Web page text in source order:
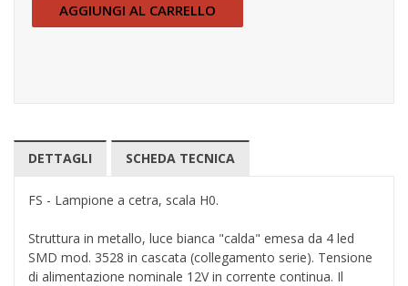
AGGIUNGI AL CARRELLO
DETTAGLI SCHEDA TECNICA
FS - Lampione a cetra, scala H0.
Struttura in metallo, luce bianca "calda" emesa da 4 led
SMD mod. 3528 in cascata (collegamento serie). Tensione
di alimentazione nominale 12V in corrente continua. Il